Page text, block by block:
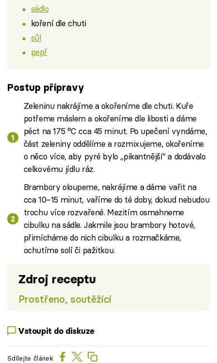
sádlo
koření dle chuti
sůl
pepř
Postup přípravy
Zeleninu nakrájíme a okořeníme dle chuti. Kuře
potřeme máslem a okořeníme dle libosti a dáme
péct na 175 °C cca 45 minut. Po upečení vyndáme,
část zeleniny oddělíme a rozmixujeme, okořeníme
o něco více, aby pyré bylo „pikantnější“ a dodávalo
celkovému jídlu ráz.
Brambory oloupeme, nakrájíme a dáme vařit na
cca 10–15 minut, vaříme do té doby, dokud nebudou
trochu více rozvařené. Mezitím osmahneme
cibulku na sádle. Jakmile jsou brambory hotové,
přimícháme do nich cibulku a rozmačkáme,
ochutíme solí či pažitkou.
Zdroj receptu
Prostřeno, soutěžící
Vstoupit do diskuze
Sdílejte článek